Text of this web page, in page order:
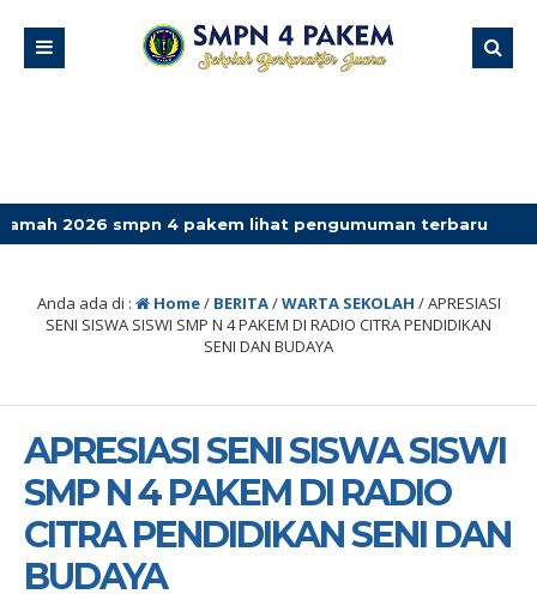
4 pakem lihat pengumuman terbaru
Anda ada di : Home/ BERITA/WARTA SEKOLAH /APRESIASI
SENI SISWA SISWI SMP N 4 PAKEM DI RADIO CITRA PENDIDIKAN
SENI DAN BUDAYA
APRESIASI SENI SISWA SISWI
SMP N 4 PAKEM DI RADIO
CITRA PENDIDIKAN SENI DAN
BUDAYA